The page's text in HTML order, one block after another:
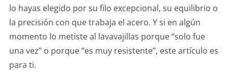
lo hayas elegido por su filo excepcional, su equilibrio o
la precisión con que trabaja el acero. Y si en algún
momento lo metiste al lavavajillas porque “solo fue
una vez” o porque “es muy resistente”, este artículo es
para ti.